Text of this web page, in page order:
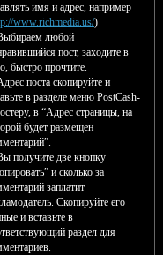
имя и адрес, например
www.richmedia.us/)
любой
пост, заходите в
быстро прочтите.
поста скопируйте и
в разделе меню PostCash-
в “Адрес страницы, на
будет размещен
получите две кнопку
и сколько за
заплатит
Скопируйте его
и вставьте в
раздел для